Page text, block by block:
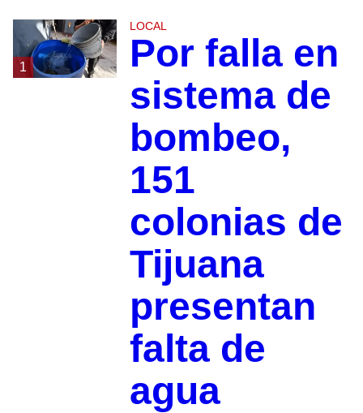
1
LOCAL
Por falla en
sistema de
bombeo,
151
colonias de
Tijuana
presentan
falta de
agua